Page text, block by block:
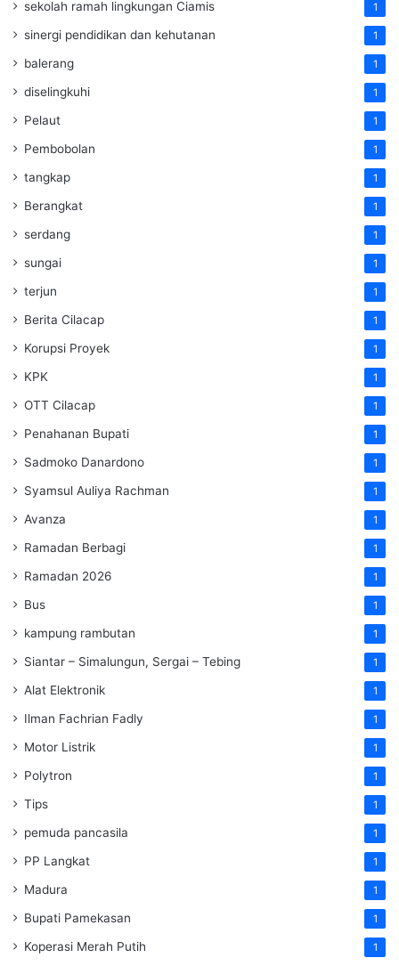
sekolah ramah lingkungan Ciamis 1
sinergi pendidikan dan kehutanan 1
balerang 1
diselingkuhi 1
Pelaut 1
Pembobolan 1
tangkap 1
Berangkat 1
serdang 1
sungai 1
terjun 1
Berita Cilacap 1
Korupsi Proyek 1
KPK 1
OTT Cilacap 1
Penahanan Bupati 1
Sadmoko Danardono 1
Syamsul Auliya Rachman 1
Avanza 1
Ramadan Berbagi 1
Ramadan 2026 1
Bus 1
kampung rambutan 1
Siantar – Simalungun, Sergai – Tebing 1
Alat Elektronik 1
Ilman Fachrian Fadly 1
Motor Listrik 1
Polytron 1
Tips 1
pemuda pancasila 1
PP Langkat 1
Madura 1
Bupati Pamekasan 1
Koperasi Merah Putih 1